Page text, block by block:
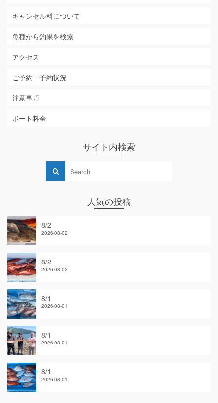
キャンセル料について
魚種から釣果を検索
アクセス
ご予約・予約状況
注意事項
ボート料金
サイト内検索
人気の投稿
8/2
2026-08-02
8/2
2026-08-02
8/1
2026-08-01
8/1
2026-08-01
8/1
2026-08-01